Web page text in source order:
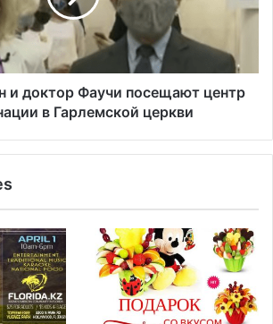
и доктор Фаучи посещают центр
в Гарлемской церкви